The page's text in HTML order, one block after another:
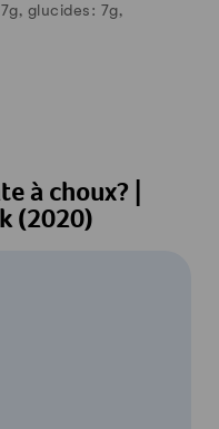
7g, glucides: 7g,
à choux? |
(2020)